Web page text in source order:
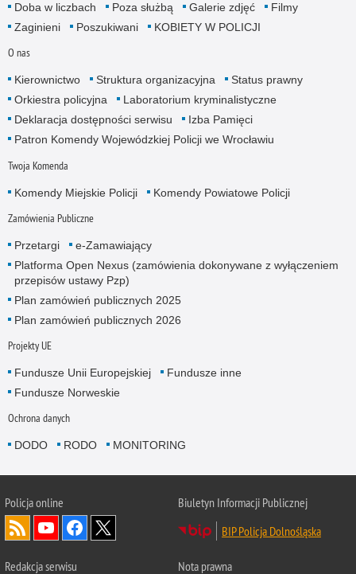
Doba w liczbach
Poza służbą Galerie zdjęć
Filmy
Zaginieni
Poszukiwani KOBIETY W POLICJI
O nas
Kierownictwo Struktura organizacyjna
Status prawny
Orkiestra policyjna
Laboratorium kryminalistyczne
Deklaracja dostępności serwisu
Izba Pamięci
Patron Komendy Wojewódzkiej Policji we Wrocławiu
Twoja Komenda
Komendy Miejskie Policji Komendy Powiatowe Policji
Zamówienia Publiczne
Przetargi
e-Zamawiający
Platforma Open Nexus (zamówienia dokonywane z wyłączeniem
przepisów ustawy Pzp)
Plan zamówień publicznych 2025
Plan zamówień publicznych 2026
Projekty UE
Fundusze Unii Europejskiej
Fundusze inne
Fundusze Norweskie
Ochrona danych
DODO RODO MONITORING
Policjaonline
Biuletyn Informacji Publicznej
BIP Policja Dolnośląska
Redakcja serwisu Nota prawna